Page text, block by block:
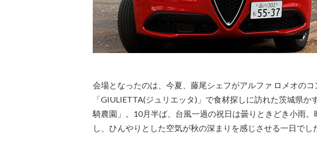
会場となったのは、今夏、藤尾シェフがアルファ ロメオのコ
「GIULIETTA(ジュリエッタ)」で食材探しに訪れた茨城県か
騎農園」。10月半ば、台風一過の祝日は曇りときどき小雨
し、ひんやりとした空気が秋の深まりを感じさせる一日でし